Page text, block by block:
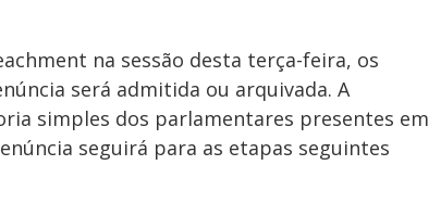
na sessão desta terça-feira, os
será admitida ou arquivada. A
simples dos parlamentares presentes em
seguirá para as etapas seguintes